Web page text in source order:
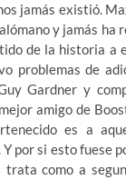
jamás existió.
y jamás ha
de la historia a
problemas de
Gardner y
amigo de
es a
por si esto fuese
como a